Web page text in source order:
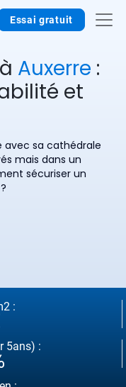
Essai gratuit
Auxerre :
et
avec sa cathédrale
mais dans un
sécuriser un
:
5ans) :